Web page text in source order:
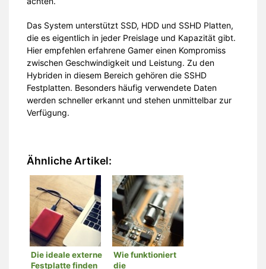
Das System unterstützt SSD, HDD und SSHD Platten,
die es eigentlich in jeder Preislage und Kapazität gibt.
Hier empfehlen erfahrene Gamer einen Kompromiss
zwischen Geschwindigkeit und Leistung. Zu den
Hybriden in diesem Bereich gehören die SSHD
Festplatten. Besonders häufig verwendete Daten
werden schneller erkannt und stehen unmittelbar zur
Verfügung.
Ähnliche Artikel:
Die ideale externe
Festplatte finden
Wie funktioniert
die